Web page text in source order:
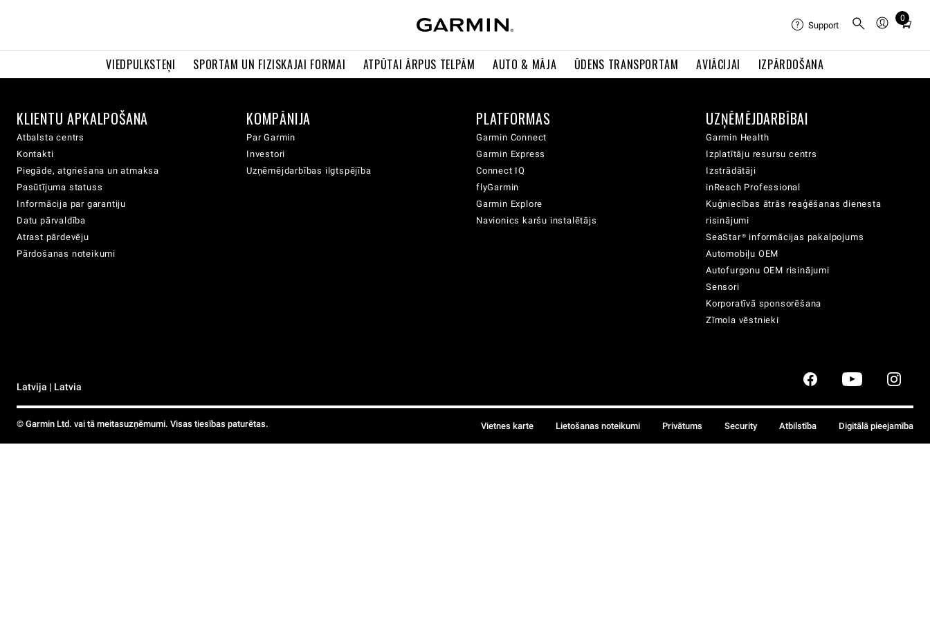
VIEDPULKSTEŅI SPORTAM UN FIZISKAJAI FORMAI ATPŪTAI ĀRPUS TELPĀM AUTO & MĀJA ŪDENS TRANSPORTAM AVIĀCIJAI IZPĀRDOŠANA
Support
0
Total
cart:
KLIENTU APKALPOŠANA
Atbalsta centrs
Kontakti
Piegāde, atgriešana un atmaksa
Pasūtījuma statuss
Informācija par garantiju
Datu pārvaldība
Atrast pārdevēju
Pārdošanas noteikumi
KOMPĀNIJA
Par Garmin
Investori
Uzņēmējdarbības ilgtspējība
PLATFORMAS
Garmin Connect
Garmin Express
Connect IQ
flyGarmin
Garmin Explore
Navionics karšu instalētājs
UZŅĒMĒJDARBĪBAI
Garmin Health
Izplatītāju resursu centrs
Izstrādātāji
inReach Professional
Kuģniecības ātrās reaģēšanas dienesta
risinājumi
SeaStar® informācijas pakalpojums
Automobiļu OEM
Autofurgonu OEM risinājumi
Sensori
Korporatīvā sponsorēšana
Zīmola vēstnieki
Latvija | Latvia
© Garmin Ltd. vai tā meitasuzņēmumi. Visas tiesības paturētas. Vietnes karte Lietošanas noteikumi Privātums Security Atbilstība Digitālā pieejamība